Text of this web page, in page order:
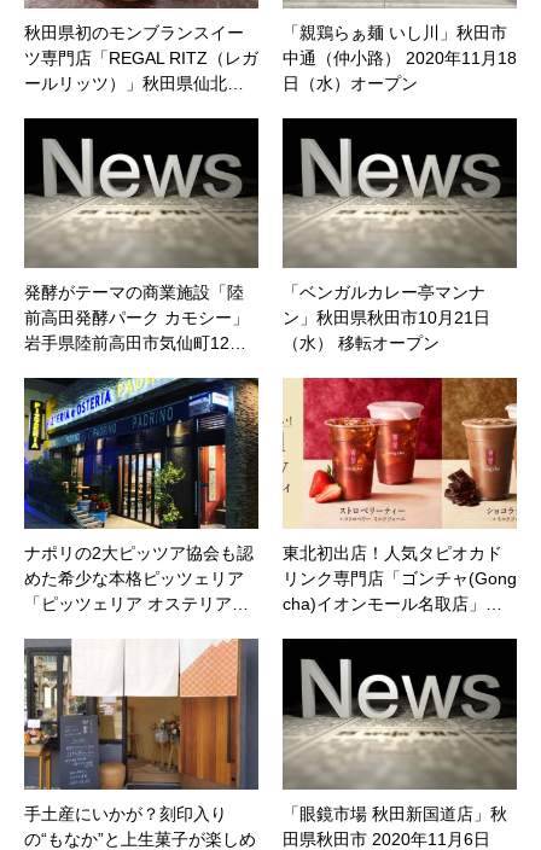
秋田県初のモンブランスイー
ツ専門店「REGAL RITZ（レガ
ールリッツ）」秋田県仙北…
「親鶏らぁ麺 いし川」秋田市
中通（仲小路） 2020年11月18
日（水）オープン
発酵がテーマの商業施設「陸
前高田発酵パーク カモシー」
岩手県陸前高田市気仙町12…
「ベンガルカレー亭マンナ
ン」秋田県秋田市10月21日
（水） 移転オープン
ナポリの2大ピッツア協会も認
めた希少な本格ピッツェリア
「ピッツェリア オステリア…
東北初出店！人気タピオカド
リンク専門店「ゴンチャ(Gong
cha)イオンモール名取店」…
手土産にいかが？刻印入り
の“もなか”と上生菓子が楽しめ
「眼鏡市場 秋田新国道店」秋
田県秋田市 2020年11月6日